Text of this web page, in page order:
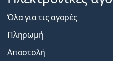
Όλα για τις αγορές
Πληρωμή
Αποστολή